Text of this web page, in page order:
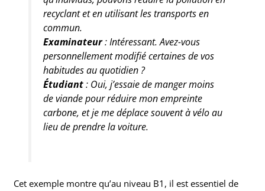
recyclant et en utilisant les transports en
commun.
Examinateur: Intéressant. Avez-vous
personnellement modifié certaines de vos
habitudes au quotidien ?
Étudiant: Oui, j’essaie de manger moins
de viande pour réduire mon empreinte
carbone, et je me déplace souvent à vélo au
lieu de prendre la voiture.
Cet exemple montre qu’au niveau B1, il est essentiel de